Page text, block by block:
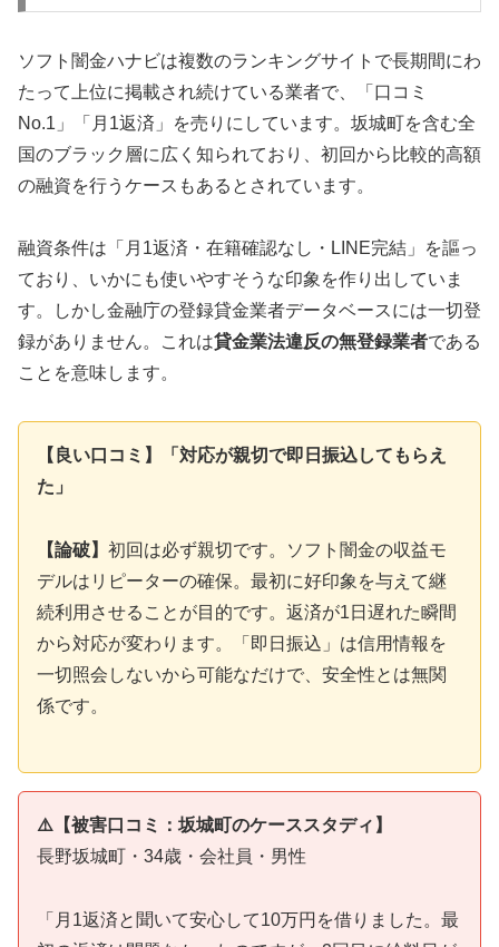
ソフト闇金ハナビは複数のランキングサイトで長期間にわ
たって上位に掲載され続けている業者で、「口コミ
No.1」「月1返済」を売りにしています。坂城町を含む全
国のブラック層に広く知られており、初回から比較的高額
の融資を行うケースもあるとされています。
融資条件は「月1返済・在籍確認なし・LINE完結」を謳っ
ており、いかにも使いやすそうな印象を作り出していま
す。しかし金融庁の登録貸金業者データベースには一切登
録がありません。これは貸金業法違反の無登録業者である
ことを意味します。
【良い口コミ】「対応が親切で即日振込してもらえ
た」
【論破】 初回は必ず親切です。ソフト闇金の収益モ
デルはリピーターの確保。最初に好印象を与えて継
続利用させることが目的です。返済が1日遅れた瞬間
から対応が変わります。「即日振込」は信用情報を
一切照会しないから可能なだけで、安全性とは無関
係です。
⚠️【被害口コミ：坂城町のケーススタディ】
長野坂城町・34歳・会社員・男性
「月1返済と聞いて安心して10万円を借りました。最